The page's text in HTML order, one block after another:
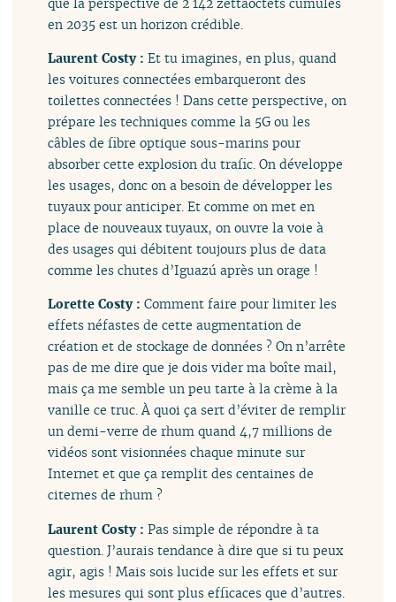
en 2035 est un horizon crédible.
Laurent Costy :Et tu imagines, en plus, quand
les voitures connectées embarqueront des
toilettes connectées ! Dans cette perspective, on
prépare les techniques comme la 5G ou les
câbles de fibre optique sous-marins pour
absorber cette explosion du trafic. On développe
les usages, donc on a besoin de développer les
tuyaux pour anticiper. Et comme on met en
place de nouveaux tuyaux, on ouvre la voie à
des usages qui débitent toujours plus de data
comme les chutes d’Iguazú après un orage !
Lorette Costy :Comment faire pour limiter les
effets néfastes de cette augmentation de
création et de stockage de données ? On n’arrête
pas de me dire que je dois vider ma boîte mail,
mais ça me semble un peu tarte à la crème à la
vanille ce truc. À quoi ça sert d’éviter de remplir
un demi-verre de rhum quand 4,7 millions de
vidéos sont visionnées chaque minute sur
Internet et que ça remplit des centaines de
citernes de rhum ?
Laurent Costy :Pas simple de répondre à ta
question. J’aurais tendance à dire que si tu peux
agir, agis ! Mais sois lucide sur les effets et sur
les mesures qui sont plus efficaces que d’autres.